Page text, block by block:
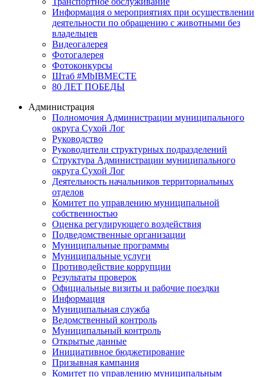
Информация о мероприятиях при осуществлении
деятельности по обращению с животными без
владельцев
Видеогалерея
Фотогалерея
Фотоконкурсы
Штаб #MbIBMECTE
80 ЛЕТ ПОБЕДЫ
Администрация
Полномочия Администрации муниципального
округа Сухой Лог
Руководство
Руководители структурных подразделений
Структура Администрации муниципального
округа Сухой Лог
Деятельность начальников территориальных
отделов
Комитет по управлению муниципальной
собственностью
Оценка регулирующего воздействия
Подведомственные организации
Муниципальные программы
Муниципальные услуги
Противодействие коррупции
Результаты проверок
Официальные визиты и рабочие поездки
Информация
Муниципальная служба
Ведомственный контроль
Муниципальный контроль
Открытые данные
Инициативное бюджетирование
Призывная кампания
Комитет по управлению муниципальным